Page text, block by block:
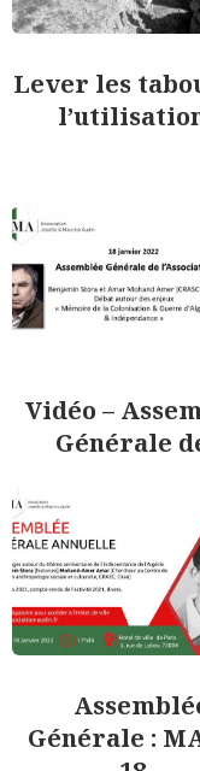
Lever les
Vidéo –
Générale
Générale :